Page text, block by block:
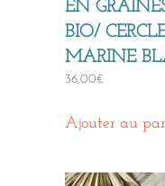
EN
BIO/
MARINE
36,00€
Ajouter au